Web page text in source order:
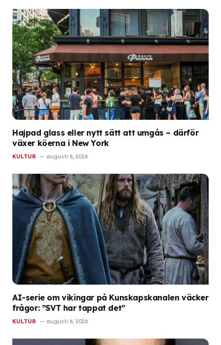
Hajpad glass eller nytt sätt att umgås – därför
växer köerna i New York
KULTUR augusti 6, 2026
AI-serie om vikingar på Kunskapskanalen väcker
frågor: ”SVT har tappat det”
KULTUR augusti 6, 2026